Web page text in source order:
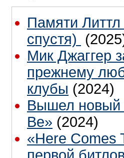
Памяти
спустя)
Мик Джаггер
прежнему
клубы (2024)
Вышел новый
Be» (2024)
«Here Comes